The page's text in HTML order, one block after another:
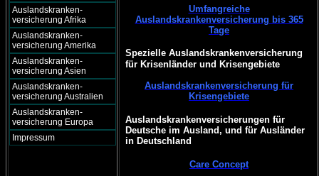
Auslandskranken-
versicherung Afrika
Auslandskranken-
versicherung Amerika
Auslandskranken-
versicherung Asien
Auslandskranken-
versicherung Australien
Auslandskranken-
versicherung Europa
Impressum
Umfangreiche
Auslandskrankenversicherung bis 365
Tage
Spezielle Auslandskrankenversicherung
für Krisenländer und Krisengebiete
Auslandskrankenversicherung für
Krisengebiete
Auslandskrankenversicherungen für
Deutsche im Ausland, und für Ausländer
in Deutschland
Care Concept